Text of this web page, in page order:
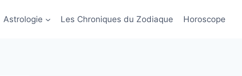
Astrologie Les Chroniques du Zodiaque Horoscope